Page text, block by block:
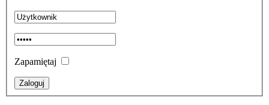
Zapamiętaj